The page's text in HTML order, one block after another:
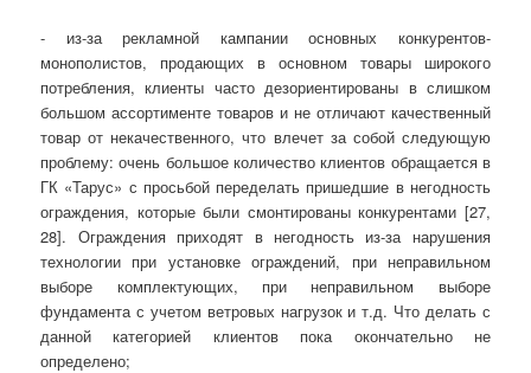
- из-за рекламной кампании основных конкурентов-
монополистов, продающих в основном товары широкого
потребления, клиенты часто дезориентированы в слишком
большом ассортименте товаров и не отличают качественный
товар от некачественного, что влечет за собой следующую
проблему: очень большое количество клиентов обращается в
ГК «Тарус» с просьбой переделать пришедшие в негодность
ограждения, которые были смонтированы конкурентами [27,
28]. Ограждения приходят в негодность из-за нарушения
технологии при установке ограждений, при неправильном
выборе комплектующих, при неправильном выборе
фундамента с учетом ветровых нагрузок и т.д. Что делать с
данной категорией клиентов пока окончательно не
определено;